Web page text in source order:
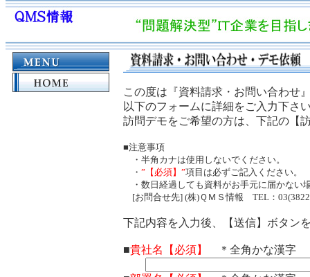
この度は『資料請求・お問い合わせ
以下のフォームに詳細をご入力下さ
訪問デモをご希望の方は、下記の【
■注意事項
・半角カナは使用しないでください。
・ ”【必須】”項目は必ずご記入ください。
・数日経過しても資料がお手元に届かない
[お問合せ先] (株)ＱＭＳ情報 TEL：
下記内容を入力後、【送信】ボタン
■貴社名【必須】 ＊全角かな漢字